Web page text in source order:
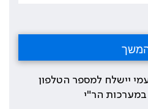
יישלח למספר הטלפון
הר"י